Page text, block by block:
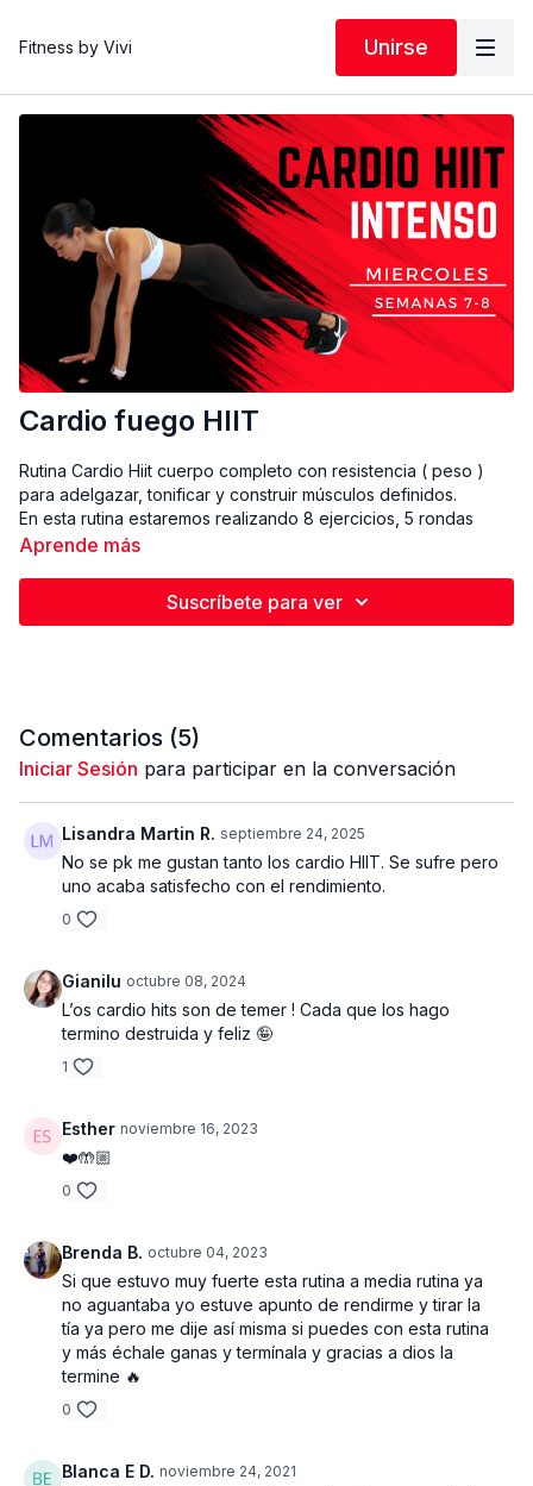
Fitness by Vivi Unirse
Cardio fuego HIIT
Rutina Cardio Hiit cuerpo completo con resistencia ( peso )
para adelgazar, tonificar y construir músculos definidos.
En esta rutina estaremos realizando 8 ejercicios, 5 rondas
totales. Trabajamos 40 segundos y descansamos 20
Necesito que me des el 100 por ciento en cada ejercicio, trata
de descansar el menor tiempo posible. Se que se hará
1 escalera de agilidad ( no es necesaria )
2 deslizadores ( Puede sustituirlo por toallas pequeñas )
Esta rutina la estaremos realizando los miércoles ( Semanas 7-
ESTO ES PURO FUEGO BABYYYYY !
Aprende más
Suscríbete para ver
Comentarios (5)
Iniciar Sesión para participar en la conversación
Lisandra Martin R. septiembre 24, 2025
No se pk me gustan tanto los cardio HIIT. Se sufre pero
uno acaba satisfecho con el rendimiento.
0
Gianilu octubre 08, 2024
L’os cardio hits son de temer ! Cada que los hago
termino destruida y feliz 🤪
1
Esther noviembre 16, 2023
❤️🤲🏼
0
Brenda B. octubre 04, 2023
Si que estuvo muy fuerte esta rutina a media rutina ya
no aguantaba yo estuve apunto de rendirme y tirar la
tía ya pero me dije así misma si puedes con esta rutina
y más échale ganas y termínala y gracias a dios la
termine 🔥
0
Blanca E D. noviembre 24, 2021